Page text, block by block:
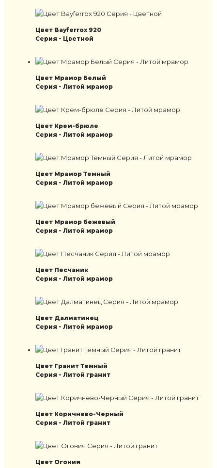
Цвет Bayferrox 920
Серия - Цветной
Цвет Мрамор Белый
Серия - Литой мрамор
Цвет Крем-брюле
Серия - Литой мрамор
Цвет Мрамор Темный
Серия - Литой мрамор
Цвет Мрамор бежевый
Серия - Литой мрамор
Цвет Песчаник
Серия - Литой мрамор
Цвет Далматинец
Серия - Литой мрамор
Цвет Гранит Темный
Серия - Литой гранит
Цвет Коричнево-Черный
Серия - Литой гранит
Цвет Огония